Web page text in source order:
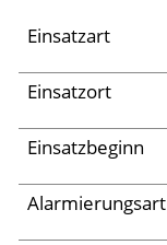
Einsätze
Archiv 2025
Archiv 2024
Archiv 2023
Archiv 2022
Einsatzart
Einsatzort
Einsatzbeginn
Alarmierungsart